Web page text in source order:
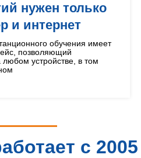
нужен только
и интернет
обучения имеет
позволяющий
любом устройстве, в том
с 2005